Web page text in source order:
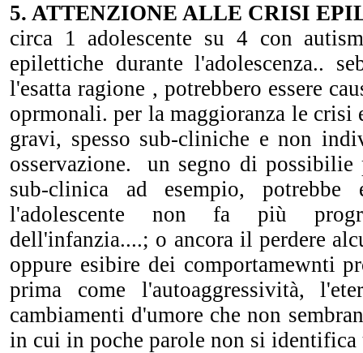
5. ATTENZIONE ALLE CRISI
circa 1 adolescente su 4 con
epilettiche durante l'adolescenza..
l'esatta ragione , potrebbero essere
oprmonali. per la maggioranza le crisi
gravi, spesso sub-cliniche e non
osservazione. un segno di possibilie
sub-clinica ad esempio,
l'adolescente non fa più
dell'infanzia....; o ancora il perdere
oppure esibire dei comportamewnti
prima come l'autoaggressività,
cambiamenti d'umore che non
in cui in poche parole non si identifica